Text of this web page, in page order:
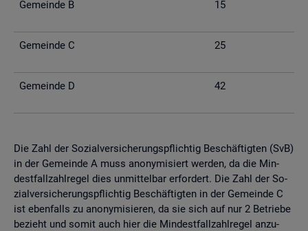
Ge­mein­de B 15
Ge­mein­de C 25
Ge­mein­de D 42
Die Zahl der So­zi­al­ver­si­che­rungs­pflich­tig Be­schäf­tig­ten (SvB)
in der Ge­mein­de A muss an­ony­mi­siert wer­den, da die Min­
dest­fall­zahl­re­gel dies un­mit­tel­bar er­for­dert. Die Zahl der So­
zi­al­ver­si­che­rungs­pflich­tig Be­schäf­tig­ten in der Ge­mein­de C
ist eben­falls zu an­ony­mi­sie­ren, da sie sich auf nur 2 Be­trie­be
be­zieht und somit auch hier die Min­dest­fall­zahl­re­gel an­zu­